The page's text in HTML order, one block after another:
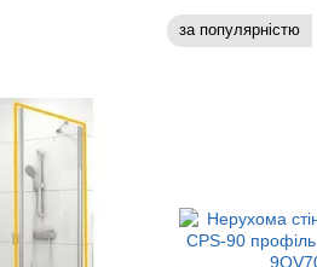
за популярністю